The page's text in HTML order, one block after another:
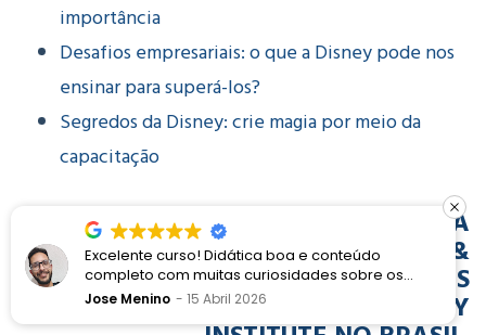
importância
Desafios empresariais: o que a Disney pode nos
ensinar para superá-los?
Segredos da Disney: crie magia por meio da
capacitação
DAVID LEDERMAN É PRESIDENTE DA
LEDERMAN CONSULTING &
EDUCATION E ORGANIZADOR DOS
WORKSHOPS OFICIAIS DO DISNEY
Excelente curso! Didática boa e conteúdo
completo com muitas curiosidades sobre os
processos Disney e a proposta de encantamento
Jose Menino 15 Abril 2026